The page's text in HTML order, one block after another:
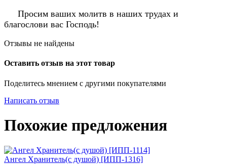
Просим ваших молитв в наших трудах и
благослови вас Господь!
Отзывы не найдены
Оставить отзыв на этот товар
Поделитесь мнением с другими покупателями
Написать отзыв
Похожие предложения
Ангел Хранитель(с душой) [ИПП-1316]